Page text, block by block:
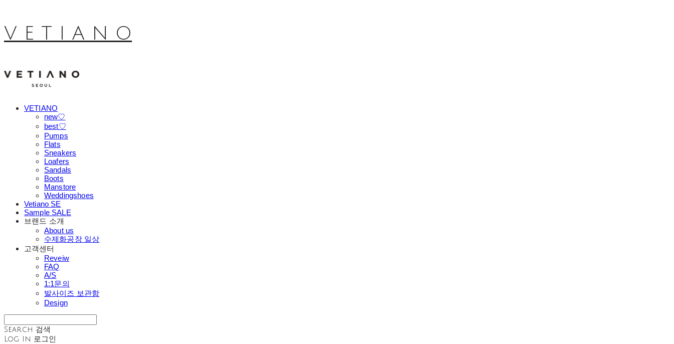
V E T I A N O
VETIANO
new♡
best♡
Pumps
Flats
Sneakers
Loafers
Sandals
Boots
Manstore
Weddingshoes
Vetiano SE
Sample SALE
브랜드 소개
About us
수제화공장 일상
고객센터
Reveiw
FAQ
A/S
1:1문의
발사이즈 보관함
Design
Search 검색
Log In 로그인